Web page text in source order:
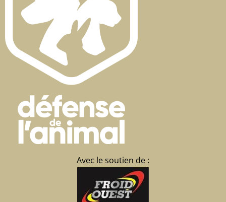
Avec le soutien de :